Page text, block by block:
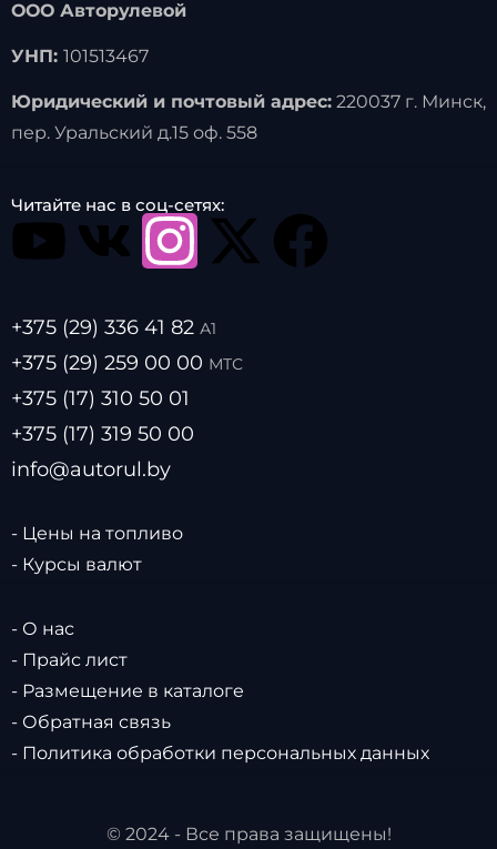
ООО Авторулевой
УНП: 101513467
Юридический и почтовый адрес:220037 г. Минск,
пер. Уральский д.15 оф. 558
Читайте нас в соц-сетях:
+375 (29) 336 41 82 А1
+375 (29) 259 00 00 МТС
+375 (17) 310 50 01
+375 (17) 319 50 00
info@autorul.by
- Цены на топливо
- Курсы валют
- О нас
- Прайс лист
- Размещение в каталоге
- Обратная связь
- Политика обработки персональных данных
© 2024 - Все права защищены!